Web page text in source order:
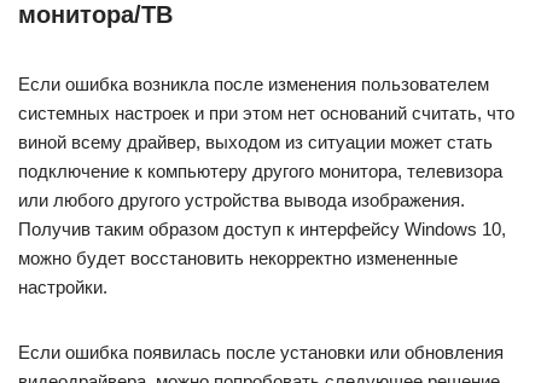
монитора/ТВ
Если ошибка возникла после изменения пользователем
системных настроек и при этом нет оснований считать, что
виной всему драйвер, выходом из ситуации может стать
подключение к компьютеру другого монитора, телевизора
или любого другого устройства вывода изображения.
Получив таким образом доступ к интерфейсу Windows 10,
можно будет восстановить некорректно измененные
настройки.
Если ошибка появилась после установки или обновления